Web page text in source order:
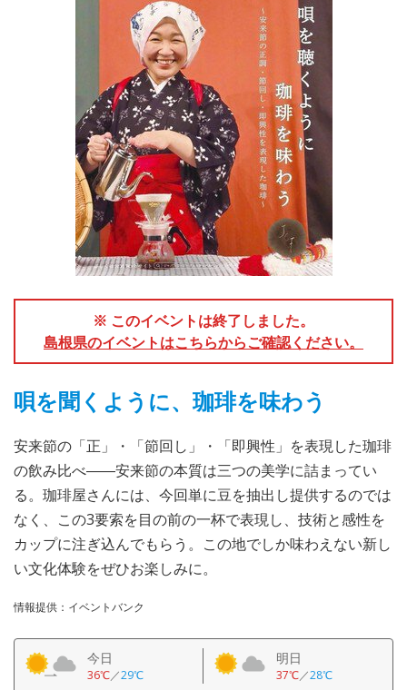
※ このイベントは終了しました。
島根県のイベントはこちらからご確認ください。
唄を聞くように、珈琲を味わう
安来節の「正」・「節回し」・「即興性」を表現した珈琲
の飲み比べ――安来節の本質は三つの美学に詰まってい
る。珈琲屋さんには、今回単に豆を抽出し提供するのでは
なく、この3要索を目の前の一杯で表現し、技術と感性を
カップに注ぎ込んでもらう。この地でしか味わえない新し
い文化体験をぜひお楽しみに。
情報提供：イベントバンク
今日
36℃／29℃
明日
37℃／28℃